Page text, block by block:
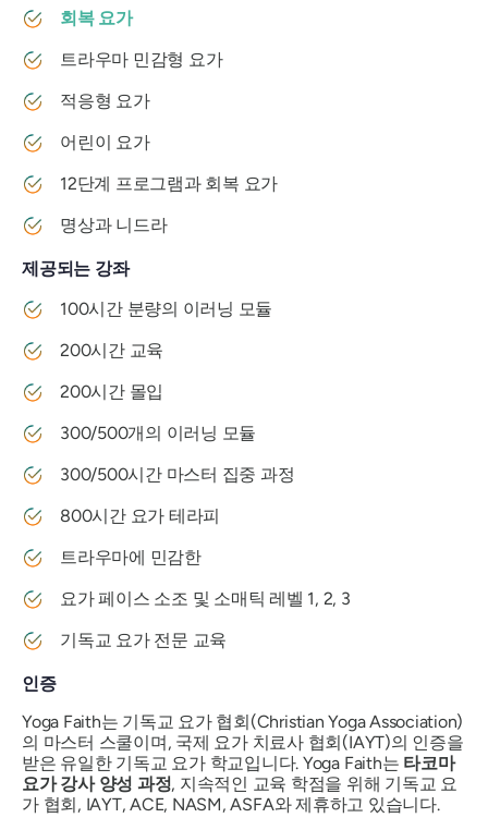
회복 요가
트라우마 민감형 요가
적응형 요가
어린이 요가
12단계 프로그램과 회복 요가
명상과 니드라
제공되는 강좌
100시간 분량의 이러닝 모듈
200시간 교육
200시간 몰입
300/500개의 이러닝 모듈
300/500시간 마스터 집중 과정
800시간 요가 테라피
트라우마에 민감한
요가 페이스 소조 및 소매틱 레벨 1, 2, 3
기독교 요가 전문 교육
인증
Yoga Faith는 기독교 요가 협회(Christian Yoga Association)
의 마스터 스쿨이며, 국제 요가 치료사 협회(IAYT)의 인증을
받은 유일한 기독교 요가 학교입니다. Yoga Faith는 타코마
요가 강사 양성 과정, 지속적인 교육 학점을 위해 기독교 요
가 협회, IAYT, ACE, NASM, ASFA와 제휴하고 있습니다.